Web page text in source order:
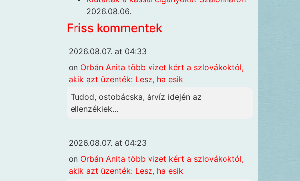
2026.08.06.
Friss kommentek
2026.08.07. at 04:33
on Orbán Anita több vizet kért a szlovákoktól,
akik azt üzenték: Lesz, ha esik
Tudod, ostobácska, árvíz idején az
ellenzékiek...
2026.08.07. at 04:23
on Orbán Anita több vizet kért a szlovákoktól,
akik azt üzenték: Lesz, ha esik